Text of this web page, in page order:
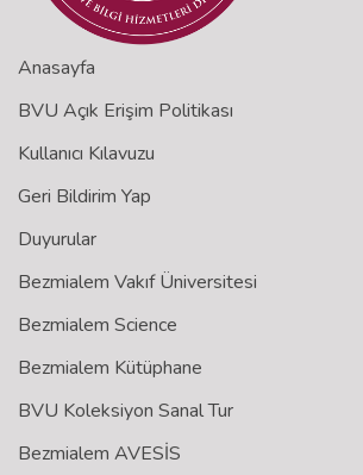
Anasayfa
BVU Açık Erişim Politikası
Kullanıcı Kılavuzu
Geri Bildirim Yap
Duyurular
Bezmialem Vakıf Üniversitesi
Bezmialem Science
Bezmialem Kütüphane
BVU Koleksiyon Sanal Tur
Bezmialem AVESİS